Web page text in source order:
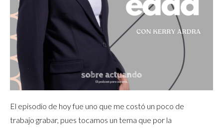
El episodio de hoy fue uno que me costó un poco de
trabajo grabar, pues tocamos un tema que por la